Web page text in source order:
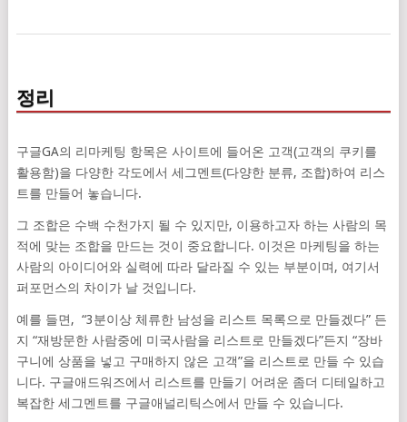
정리
구글GA의 리마케팅 항목은 사이트에 들어온 고객(고객의 쿠키를
활용함)을 다양한 각도에서 세그멘트(다양한 분류, 조합)하여 리스
트를 만들어 놓습니다.
그 조합은 수백 수천가지 될 수 있지만, 이용하고자 하는 사람의 목
적에 맞는 조합을 만드는 것이 중요합니다. 이것은 마케팅을 하는
사람의 아이디어와 실력에 따라 달라질 수 있는 부분이며, 여기서
퍼포먼스의 차이가 날 것입니다.
예를 들면, “3분이상 체류한 남성을 리스트 목록으로 만들겠다” 든
지 “재방문한 사람중에 미국사람을 리스트로 만들겠다”든지 “장바
구니에 상품을 넣고 구매하지 않은 고객”을 리스트로 만들 수 있습
니다. 구글애드워즈에서 리스트를 만들기 어려운 좀더 디테일하고
복잡한 세그멘트를 구글애널리틱스에서 만들 수 있습니다.